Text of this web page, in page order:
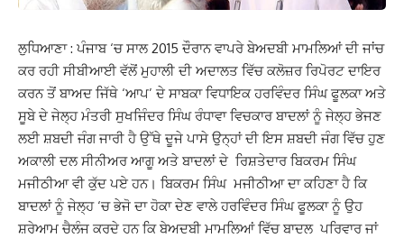
ਲੁਧਿਆਣਾ : ਪੰਜਾਬ ‘ਚ ਸਾਲ 2015 ਦੌਰਾਨ ਵਾਪਰੇ ਬੇਅਦਬੀ ਮਾਮਲਿਆਂ ਦੀ ਜਾਂਚ
ਕਰ ਰਹੀ ਸੀਬੀਆਈ ਵੱਲੋਂ ਮੁਹਾਲੀ ਦੀ ਅਦਾਲਤ ਵਿੱਚ ਕਲੋਜ਼ਰ ਰਿਪੋਰਟ ਦਾਇਰ
ਕਰਨ ਤੋਂ ਬਾਅਦ ਜਿੱਥੇ ‘ਆਪ’ ਦੇ ਸਾਬਕਾ ਵਿਧਾਇਕ ਹਰਵਿੰਦਰ ਸਿੰਘ ਫੂਲਕਾ ਅਤੇ
ਸੂਬੇ ਦੇ ਜੇਲ੍ਹ ਮੰਤਰੀ ਸੁਖਜਿੰਦਰ ਸਿੰਘ ਰੰਧਾਵਾ ਵਿਚਕਾਰ ਬਾਦਲਾਂ ਨੂੰ ਜੇਲ੍ਹ ਭੇਜਣ
ਲਈ ਸ਼ਬਦੀ ਜੰਗ ਜਾਰੀ ਹੈ ਉੱਥੇ ਦੂਜੇ ਪਾਸੇ ਉਨ੍ਹਾਂ ਦੀ ਇਸ ਸ਼ਬਦੀ ਜੰਗ ਵਿੱਚ ਹੁਣ
ਅਕਾਲੀ ਦਲ ਸੀਨੀਅਰ ਆਗੂ ਅਤੇ ਬਾਦਲਾਂ ਦੇ ਰਿਸ਼ਤੇਦਾਰ ਬਿਕਰਮ ਸਿੰਘ
ਮਜੀਠੀਆ ਵੀ ਕੁੱਦ ਪਏ ਹਨ। ਬਿਕਰਮ ਸਿੰਘ ਮਜੀਠੀਆ ਦਾ ਕਹਿਣਾ ਹੈ ਕਿ
ਬਾਦਲਾਂ ਨੂੰ ਜੇਲ੍ਹ ‘ਚ ਭੇਜੋ ਦਾ ਹੋਕਾ ਦੇਣ ਵਾਲੇ ਹਰਵਿੰਦਰ ਸਿੰਘ ਫੂਲਕਾ ਨੂੰ ਉਹ
ਸ਼ਰੇਆਮ ਚੈਲੰਜ ਕਰਦੇ ਹਨ ਕਿ ਬੇਅਦਬੀ ਮਾਮਲਿਆਂ ਵਿੱਚ ਬਾਦਲ ਪਰਿਵਾਰ ਜਾਂ